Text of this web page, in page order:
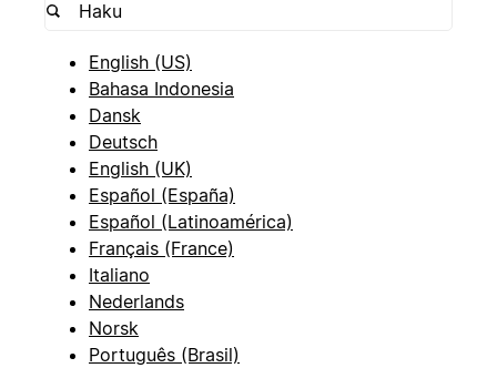
English (US)
Bahasa Indonesia
Dansk
Deutsch
English (UK)
Español (España)
Español (Latinoamérica)
Français (France)
Italiano
Nederlands
Norsk
Português (Brasil)